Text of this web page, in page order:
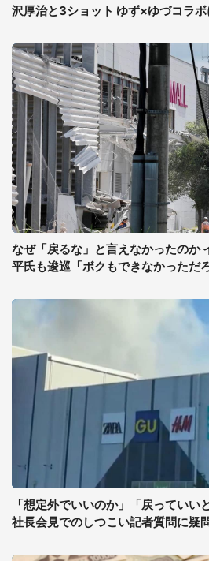
沢厚治と3ショット ゆず×ゆづコラ
なぜ「戻るな」と言えなかったのか
平氏も逡巡「ボクもできなかっただ
「想定外でいいのか」「戻っていい
社長会見でのしつこい記者質問に疑